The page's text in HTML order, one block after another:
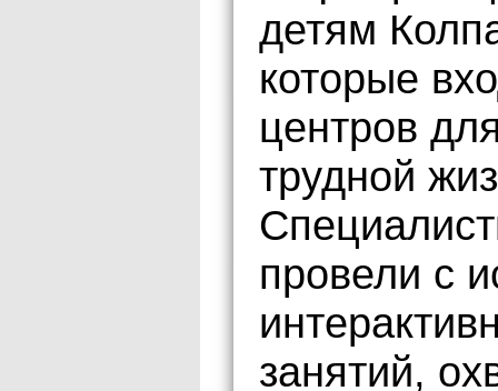
детям
которые
центров
трудной
провели с
занятий,